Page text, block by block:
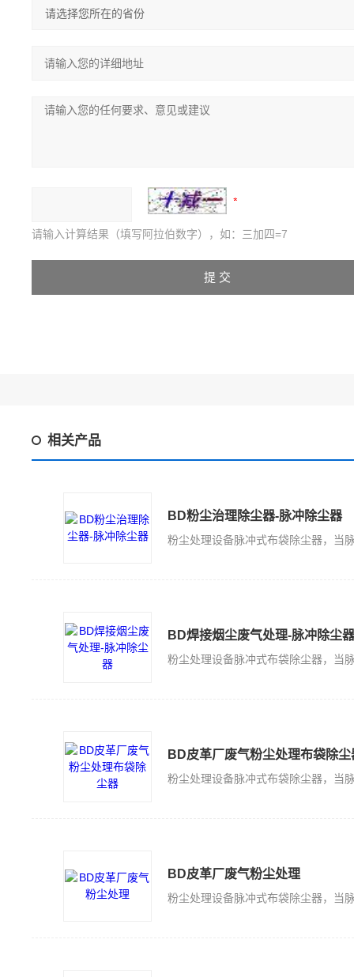
请输入计算结果（填写阿拉伯数字），如：三加四=7
相关产品
BD粉尘治理除尘器-脉冲除尘器
BD焊接烟尘废气处理-脉冲除尘
BD皮革厂废气粉尘处理布袋除尘
BD皮革厂废气粉尘处理